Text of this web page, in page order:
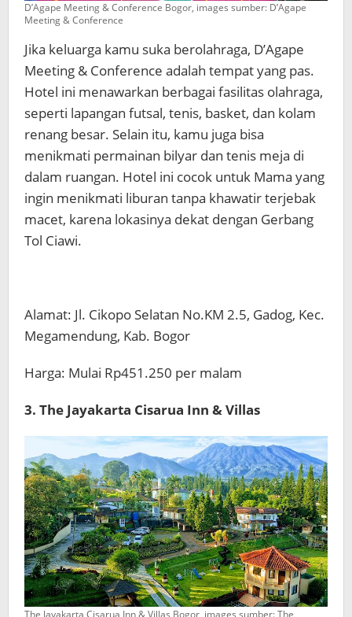
D’Agape Meeting & Conference Bogor, images sumber: D’Agape
Meeting & Conference
Jika keluarga kamu suka berolahraga, D’Agape
Meeting & Conference adalah tempat yang pas.
Hotel ini menawarkan berbagai fasilitas olahraga,
seperti lapangan futsal, tenis, basket, dan kolam
renang besar. Selain itu, kamu juga bisa
menikmati permainan bilyar dan tenis meja di
dalam ruangan. Hotel ini cocok untuk Mama yang
ingin menikmati liburan tanpa khawatir terjebak
macet, karena lokasinya dekat dengan Gerbang
Tol Ciawi.
Alamat: Jl. Cikopo Selatan No.KM 2.5, Gadog, Kec.
Megamendung, Kab. Bogor
Harga: Mulai Rp451.250 per malam
3. The Jayakarta Cisarua Inn & Villas
The Jayakarta Cisarua Inn & Villas Bogor, images sumber: The